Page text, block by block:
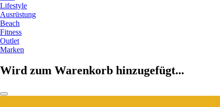
Lifestyle
Ausrüstung
Beach
Fitness
Outlet
Marken
Wird zum Warenkorb hinzugefügt...